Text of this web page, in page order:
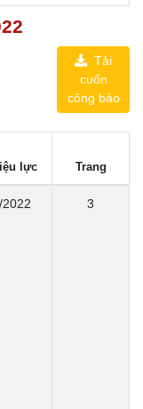
Tải
cuốn
công báo
lực Trang
3